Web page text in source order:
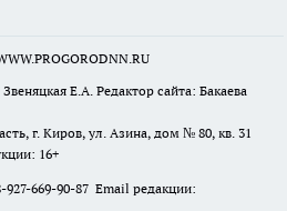
Е.А. Редактор сайта: Бакаева
г. Киров, ул. Азина, дом № 80, кв. 31
16+
669-90-87 Email редакции: